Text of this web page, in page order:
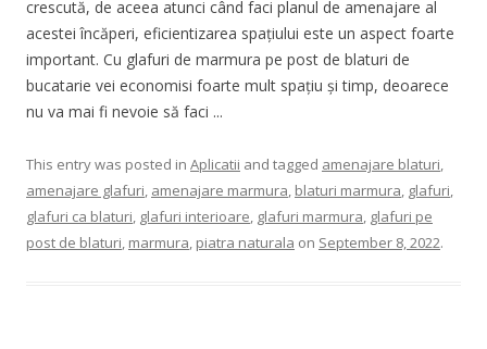
crescută, de aceea atunci când faci planul de amenajare al
acestei încăperi, eficientizarea spațiului este un aspect foarte
important. Cu glafuri de marmura pe post de blaturi de
bucatarie vei economisi foarte mult spațiu și timp, deoarece
nu va mai fi nevoie să faci ...
This entry was posted in Aplicatii and tagged amenajare blaturi,
amenajare glafuri, amenajare marmura, blaturi marmura, glafuri,
glafuri ca blaturi, glafuri interioare, glafuri marmura, glafuri pe
post de blaturi, marmura, piatra naturala on September 8, 2022.